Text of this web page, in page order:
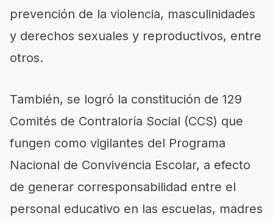
prevención de la violencia, masculinidades
y derechos sexuales y reproductivos, entre
otros.
También, se logró la constitución de 129
Comités de Contraloría Social (CCS) que
fungen como vigilantes del Programa
Nacional de Convivencia Escolar, a efecto
de generar corresponsabilidad entre el
personal educativo en las escuelas, madres